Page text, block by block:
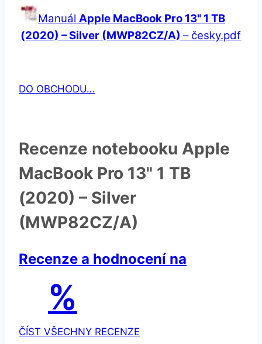
Manuál Apple MacBook Pro 13" 1 TB
(2020) – Silver (MWP82CZ/A) – česky.pdf
DO OBCHODU…
Recenze notebooku Apple
MacBook Pro 13" 1 TB
(2020) – Silver
(MWP82CZ/A)
Recenze a hodnocení na
%
ČÍST VŠECHNY RECENZE